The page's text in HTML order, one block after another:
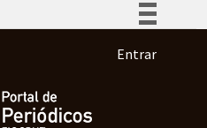
Participe
Acesso à informação
Menu de
Entrar